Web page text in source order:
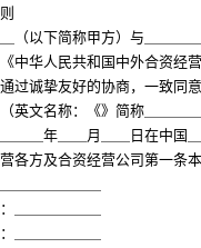
＿（以下简称甲方）与＿＿＿
中华人民共和国中外合资经
过诚挚友好的协商，一致同
英文名称：《》简称＿＿＿
＿＿年＿＿月＿＿日在中国
各方及合资经营公司第一条
＿＿＿＿＿＿
＿＿＿＿＿＿
＿＿＿＿＿＿